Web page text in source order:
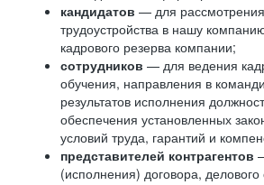
кандидатов — для
трудоустройства в нашу
кадрового резерва компании;
сотрудников — для ведения
обучения, направления в
результатов исполнения
обеспечения установленных
условий труда, гарантий и
представителей контрагентов
(исполнения) договора,